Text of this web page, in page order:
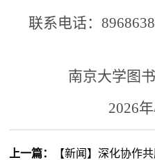
联系电话：
南京大学图书
2026年
上一篇： 【新闻】深化协作